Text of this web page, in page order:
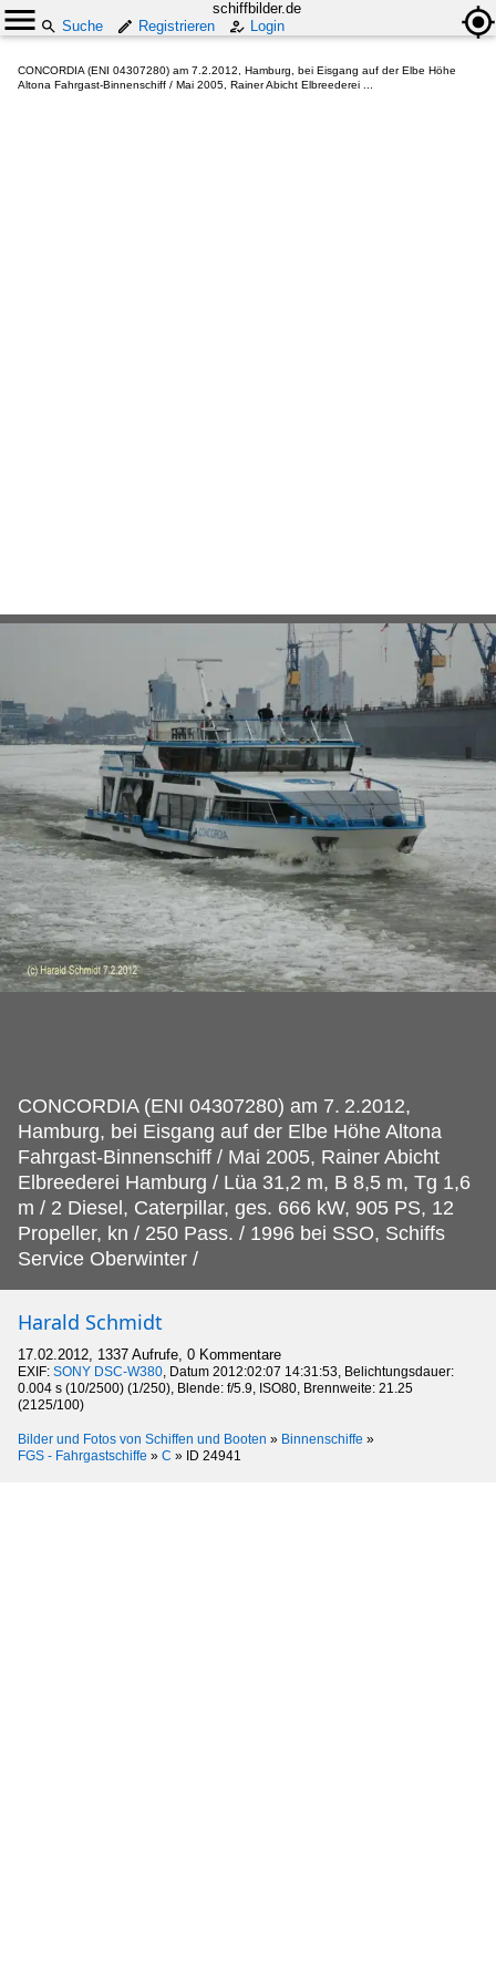
schiffbilder.de
Suche
Registrieren Login
CONCORDIA (ENI 04307280) am 7.2.2012, Hamburg, bei Eisgang auf der Elbe Höhe
Altona Fahrgast-Binnenschiff / Mai 2005, Rainer Abicht Elbreederei ...
CONCORDIA (ENI 04307280) am 7. 2.2012,
Hamburg, bei Eisgang auf der Elbe Höhe Altona
Fahrgast-Binnenschiff / Mai 2005, Rainer Abicht
Elbreederei Hamburg / Lüa 31,2 m, B 8,5 m, Tg 1,6
m / 2 Diesel, Caterpillar, ges. 666 kW, 905 PS, 12
Propeller, kn / 250 Pass. / 1996 bei SSO, Schiffs
Service Oberwinter /
Harald Schmidt
17.02.2012, 1337 Aufrufe, 0 Kommentare
EXIF: SONY DSC-W380, Datum 2012:02:07 14:31:53, Belichtungsdauer:
0.004 s (10/2500) (1/250), Blende: f/5.9, ISO80, Brennweite: 21.25
(2125/100)
Bilder und Fotos von Schiffen und Booten » Binnenschiffe »
FGS - Fahrgastschiffe » C » ID 24941